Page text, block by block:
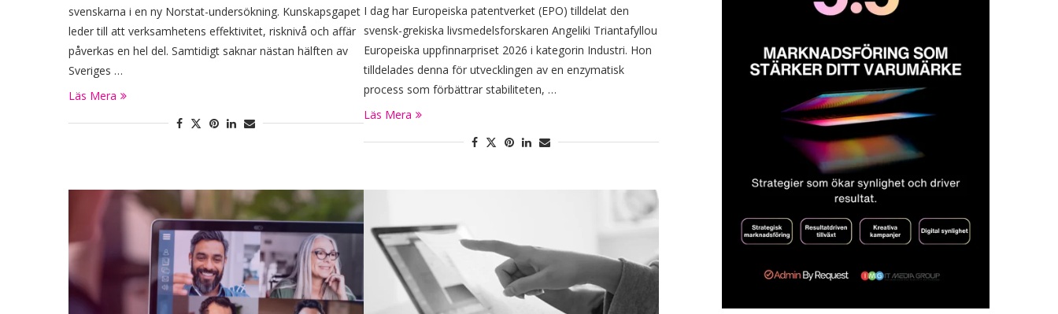
svenskarna i en ny Norstat-undersökning. Kunskapsgapet
leder till att verksamhetens effektivitet, risknivå och affär
påverkas en hel del. Samtidigt saknar nästan hälften av
Sveriges …
Läs Mera
I dag har Europeiska patentverket (EPO) tilldelat den
svensk-grekiska livsmedelsforskaren Angeliki Triantafyllou
Europeiska uppfinnarpriset 2026 i kategorin Industri. Hon
tilldelades denna för utvecklingen av en enzymatisk
process som förbättrar stabiliteten, …
Läs Mera